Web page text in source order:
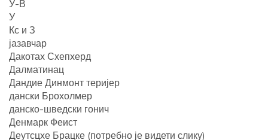
У-В
У
Кс и З
јазавчар
Дакотах Схепхерд
Далматинац
Дандие Динмонт теријер
дански Брохолмер
данско-шведски гонич
Денмарк Феист
Деутсцхе Брацке (потребно је видети слику)